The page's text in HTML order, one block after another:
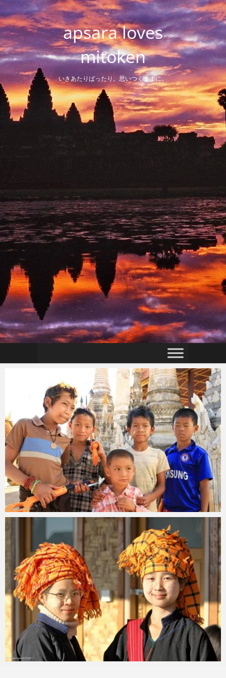
Skip
to
content
apsara loves
mitoken
いきあたりばったり。思いつくままに。
2012 年 12 月 24 日